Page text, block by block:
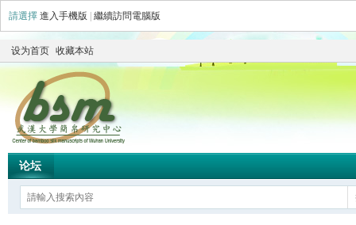
請選擇 進入手機版 繼續訪問電腦版
设为首页 收藏本站
论坛